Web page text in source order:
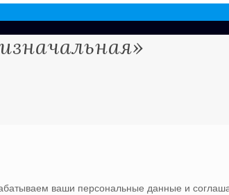
ваши персональные данные и